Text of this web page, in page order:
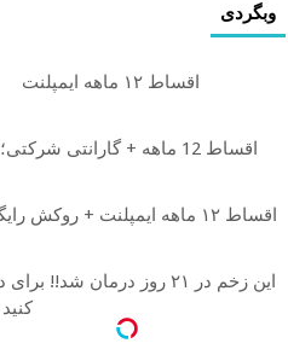
وبگردی
اقساط ۱۲ ماهه ایمپلنت
اقساط 12 ماهه + گارانتی شرکتی؛ ایمپلنت بدون چک و ضامن
اقساط ۱۲ ماهه ایمپلنت + روکش رایگان؛ همین امروز نوبت بگیر
این زخم در ۲۱ روز درمان
کنید